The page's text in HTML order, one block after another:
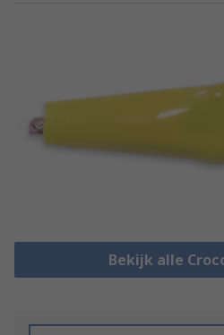
Bekijk alle